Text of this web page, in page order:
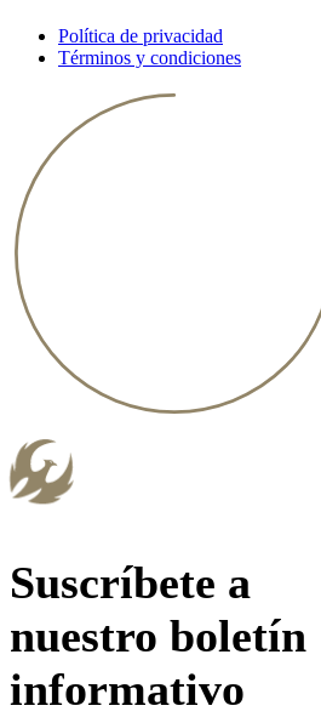
Política de privacidad
Términos y condiciones
Suscríbete a
nuestro boletín
informativo